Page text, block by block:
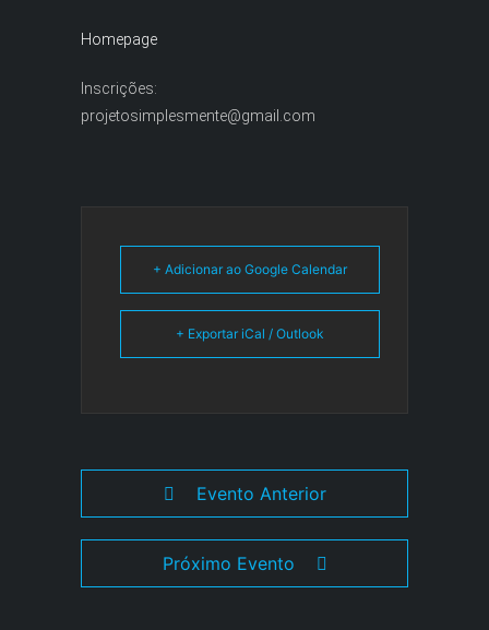
Homepage
Inscrições:
projetosimplesmente@gmail.com
+ Adicionar ao Google Calendar
+ Exportar iCal / Outlook
Evento Anterior
Próximo Evento